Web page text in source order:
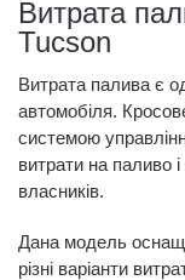
Витрата
Tucson
Витрата палива є
автомобіля.
системою
витрати на паливо
власників.
Дана модель
різні варіанти